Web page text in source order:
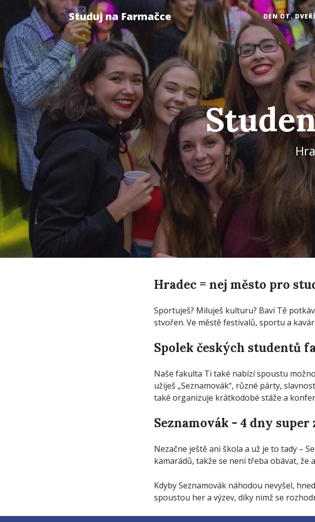
Studuj na Farmačce DEN OT. DVEŘÍ
Hradec = nej město pro
Sportuješ? Miluješ kulturu? Baví Tě
stvořen. Ve městě festivalů, sportu a
Spolek českých studentů
Naše fakulta Ti také nabízí spoustu
užiješ „Seznamovák“, různé párty,
také organizuje krátkodobé stáže a
Seznamovák - 4 dny
Nezačne ještě ani škola a už je to tady –
kamarádů, takže se není třeba obávat, že
Kdyby Seznamovák náhodou nevyšel,
spoustou her a výzev, díky nimž se